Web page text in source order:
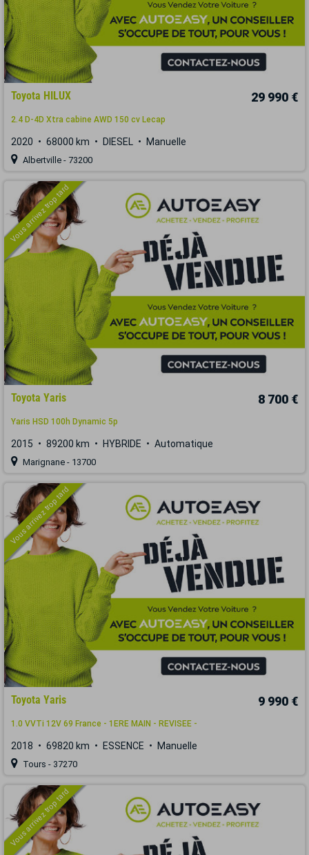
Toyota HILUX 29 990 €
2.4 D-4D Xtra cabine AWD 150 cv Lecap
2020 68000 km DIESEL Manuelle
Albertville - 73200
Vous arrivez trop tard
Toyota Yaris 8 700 €
Yaris HSD 100h Dynamic 5p
2015 89200 km HYBRIDE Automatique
Marignane - 13700
Vous arrivez trop tard
Toyota Yaris 9 990 €
1.0 VVTi 12V 69 France - 1ERE MAIN - REVISEE -
2018 69820 km ESSENCE Manuelle
Tours - 37270
Vous arrivez trop tard